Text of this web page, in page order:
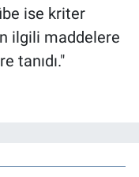
ise kriter
ilgili maddelere
tanıdı."